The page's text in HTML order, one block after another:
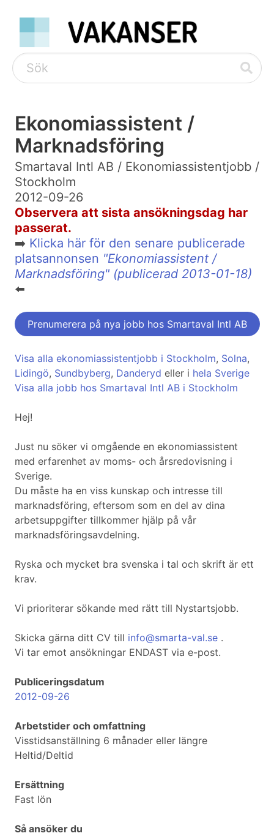
Ekonomiassistent /
Marknadsföring
Smartaval Intl AB / Ekonomiassistentjobb /
Stockholm
2012-09-26
Observera att sista ansökningsdag har
passerat.
➡️ Klicka här för den senare publicerade
platsannonsen "Ekonomiassistent /
Marknadsföring" (publicerad 2013-01-18)
⬅️
Prenumerera på nya jobb hos Smartaval Intl AB
Visa alla ekonomiassistentjobb i Stockholm, Solna,
Lidingö, Sundbyberg, Danderyd eller i hela Sverige
Visa alla jobb hos Smartaval Intl AB i Stockholm
Hej!
Just nu söker vi omgående en ekonomiassistent
med erfarenhet av moms- och årsredovisning i
Sverige.
Du måste ha en viss kunskap och intresse till
marknadsföring, eftersom som en del av dina
arbetsuppgifter tillkommer hjälp på vår
marknadsföringsavdelning.
Ryska och mycket bra svenska i tal och skrift är ett
krav.
Vi prioriterar sökande med rätt till Nystartsjobb.
Skicka gärna ditt CV till info@smarta-val.se .
Vi tar emot ansökningar ENDAST via e-post.
Publiceringsdatum
2012-09-26
Arbetstider och omfattning
Visstidsanställning 6 månader eller längre
Heltid/Deltid
Ersättning
Fast lön
Så ansöker du